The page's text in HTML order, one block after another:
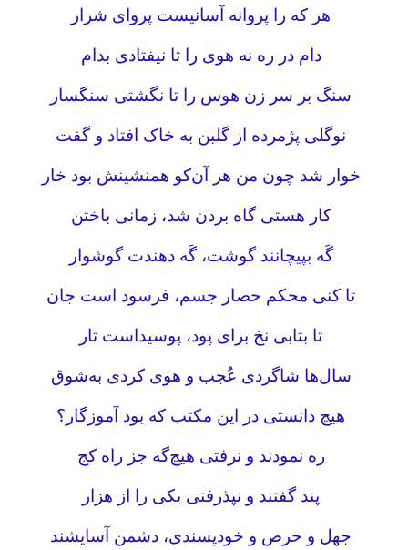
هر که را پروانه آسانیست پروای شرار
دام در ره نه هوی را تا نیفتادی بدام
سنگ بر سر زن هوس را تا نگشتی سنگسار
نوگلی پژمرده از گلبن به خاک افتاد و گفت
خوار شد چون من هر آن‌کو همنشینش بود خار
کار هستی گاه بردن شد، زمانی باختن
گَه بپیچانند گوشت، گَه دهندت گوشوار
تا کنی محکم حصار جسم، فرسود است جان
تا بتابی نخ برای پود، پوسیداست تار
سال‌ها شاگردی عُجب و هوی کردی به‌شوق
هیچ دانستی در این مکتب که بود آموزگار؟
ره نمودند و نرفتی هیچ‌گه جز راه کج
پند گفتند و نپذرفتی یکی را از هزار
جهل و حرص و خودپسندی، دشمن آسایشند